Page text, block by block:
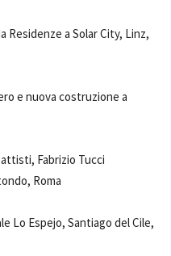
Residenze a Solar City, Linz,
e nuova costruzione a
Fabrizio Tucci
Roma
Lo Espejo, Santiago del Cile,